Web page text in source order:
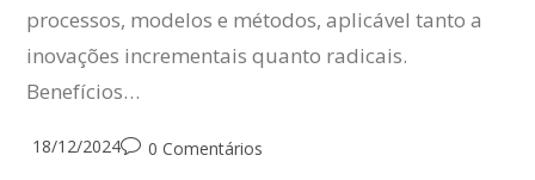
processos, modelos e métodos, aplicável tanto a
inovações incrementais quanto radicais.
Benefícios…
Post
18/12/2024Post0 Comentários